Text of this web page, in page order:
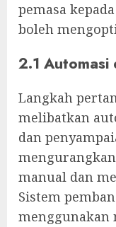
pemasa
boleh
2.1 Automasi
Langkah
melibatkan
dan
manual dan
Sistem
menggunakan